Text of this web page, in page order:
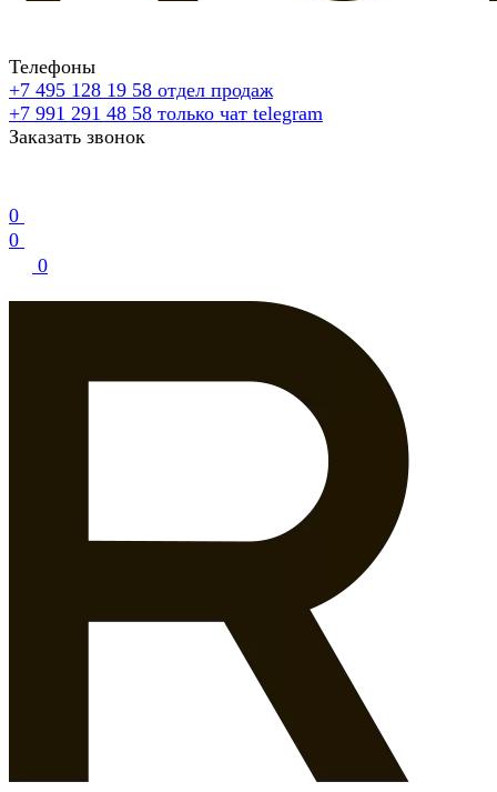
Телефоны
+7 495 128 19 58 отдел продаж
+7 991 291 48 58 только чат telegram
Заказать звонок
0
0
0